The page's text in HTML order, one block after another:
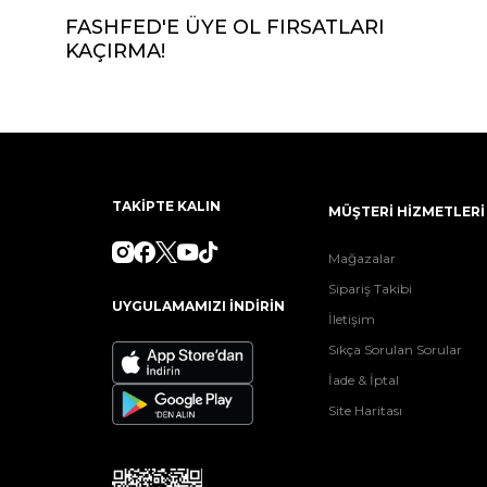
FASHFED'E ÜYE OL FIRSATLARI
KAÇIRMA!
TAKİPTE KALIN
UYGULAMAMIZI İNDİRİN
MÜŞTERİ HİZMETLERİ
Mağazalar
Sipariş Takibi
İletişim
Sıkça Sorulan Sorular
İade & İptal
Site Haritası